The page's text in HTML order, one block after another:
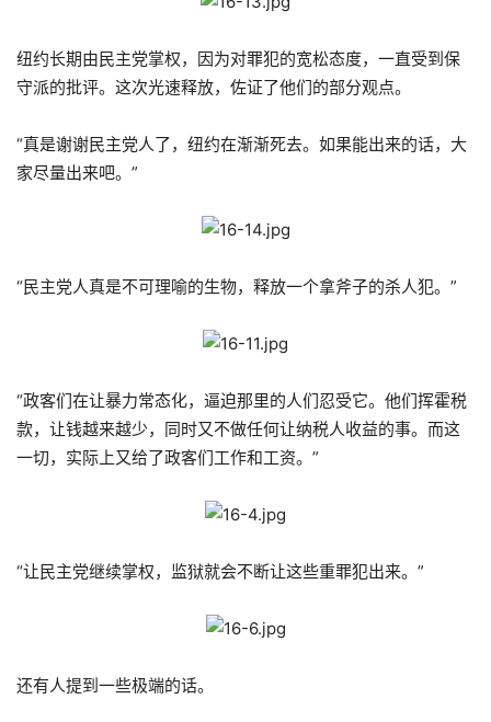
纽约长期由民主党掌权，因为对罪犯的宽松态度，一直受到保
守派的批评。这次光速释放，佐证了他们的部分观点。
“真是谢谢民主党人了，纽约在渐渐死去。如果能出来的话，大
家尽量出来吧。”
“民主党人真是不可理喻的生物，释放一个拿斧子的杀人犯。”
“政客们在让暴力常态化，逼迫那里的人们忍受它。他们挥霍税
款，让钱越来越少，同时又不做任何让纳税人收益的事。而这
一切，实际上又给了政客们工作和工资。”
“让民主党继续掌权，监狱就会不断让这些重罪犯出来。”
还有人提到一些极端的话。